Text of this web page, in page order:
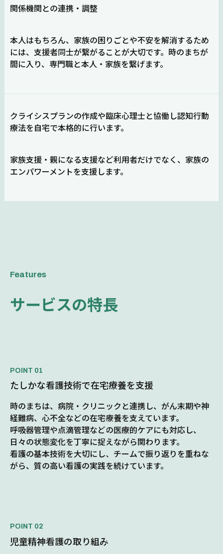
関係機関との連携・調整
本人はもちろん、家族の困りごとや不安を解消するため
には、支援者同士が繋がることが大切です。時のまちが
間に入り、専門職と本人・家族を繋げます。
クライシスプランの作成や臨床心理士と協働し認知行動
療法を自宅で本格的に行います。
家族支援・親になる支援など利用者だけでなく、家族の
エンパワーメントを支援します。
Features
サービスの特長
たしかな看護技術で在宅療養を支援
時のまちは、病院・クリニックと連携し、がん末期や神
経難病、心不全などの在宅療養を支えています。
呼吸器管理や点滴管理などの医療的ケアにも対応し、
日々の状態変化を丁寧に捉えながら関わります。
看護の基本技術を大切にし、チームで振り返りを重ねな
がら、質の高い看護の実践を続けています。
児童精神看護の取り組み